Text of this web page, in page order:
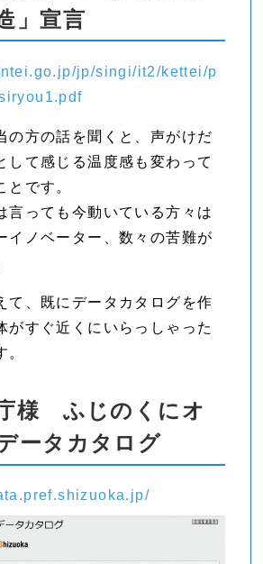
」宣言
jp/singi/it2/kettei/p
の方の話を聞くと、声がけだ
して感じる温度感も変わって
とです。
言っても今動いている方々は
イノベーター、数々の苦難が
て、既にデータカタログを作
がすぐ近くにいらっしゃった
様 ふじのくにオ
ータカタログ